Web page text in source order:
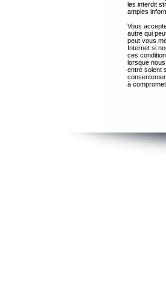
les interdit
amples
Vous
autre qui
peut vous
Internet si
ces
lorsque
entré soient
à